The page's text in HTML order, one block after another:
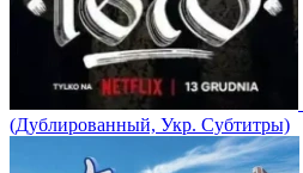
(Дублированный, Укр. Субтитры)